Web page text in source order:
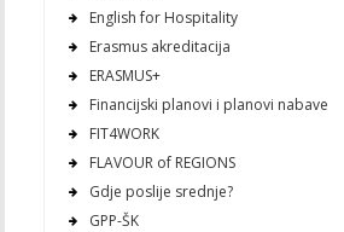
English for Hospitality
Erasmus akreditacija
ERASMUS+
Financijski planovi i planovi nabave
FIT4WORK
FLAVOUR of REGIONS
Gdje poslije srednje?
GPP-ŠK